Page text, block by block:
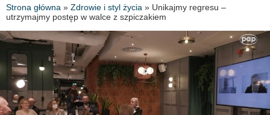
Strona główna » Zdrowie i styl życia » Unikajmy regresu –
utrzymajmy postęp w walce z szpiczakiem